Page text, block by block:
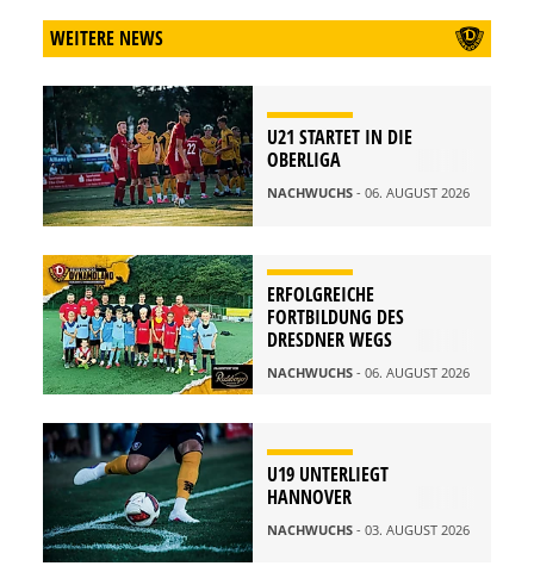
WEITERE NEWS
U21 STARTET IN DIE
OBERLIGA
NACHWUCHS - 06. AUGUST 2026
ERFOLGREICHE
FORTBILDUNG DES
DRESDNER WEGS
NACHWUCHS - 06. AUGUST 2026
U19 UNTERLIEGT
HANNOVER
NACHWUCHS - 03. AUGUST 2026